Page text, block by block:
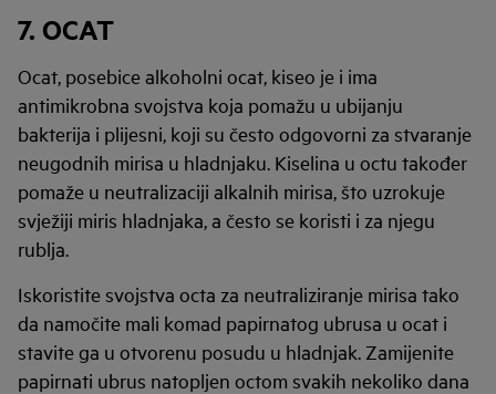
7. OCAT
Ocat, posebice alkoholni ocat, kiseo je i ima
antimikrobna svojstva koja pomažu u ubijanju
bakterija i plijesni, koji su često odgovorni za stvaranje
neugodnih mirisa u hladnjaku. Kiselina u octu također
pomaže u neutralizaciji alkalnih mirisa, što uzrokuje
svježiji miris hladnjaka, a često se koristi i za njegu
rublja.
Iskoristite svojstva octa za neutraliziranje mirisa tako
da namočite mali komad papirnatog ubrusa u ocat i
stavite ga u otvorenu posudu u hladnjak. Zamijenite
papirnati ubrus natopljen octom svakih nekoliko dana